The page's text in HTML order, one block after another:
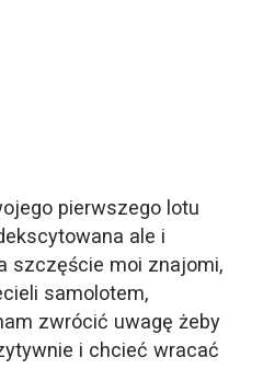
pierwszego lotu
ale i
szczęście moi znajomi,
samolotem,
zwrócić uwagę żeby
i chcieć wracać